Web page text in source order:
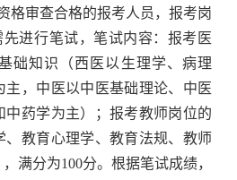
格审查合格的报考人员，报考岗
进行笔试，笔试内容：报考医
础知识（西医以生理学、病理
主，中医以中医基础理论、中医
中药学为主）；报考教师岗位的
、教育心理学、教育法规、教师
满分为100分。根据笔试成绩，